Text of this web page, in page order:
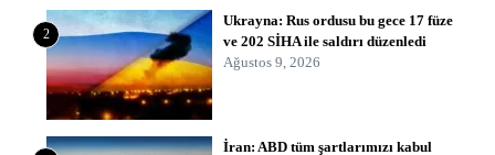
2
Ukrayna: Rus ordusu bu gece 17 füze
ve 202 SİHA ile saldırı düzenledi
Ağustos 9, 2026
İran: ABD tüm şartlarımızı kabul